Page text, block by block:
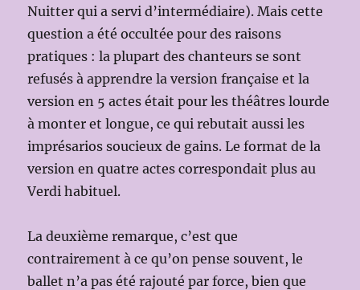
Nuitter qui a servi d’intermédiaire). Mais cette
question a été occultée pour des raisons
pratiques : la plupart des chanteurs se sont
refusés à apprendre la version française et la
version en 5 actes était pour les théâtres lourde
à monter et longue, ce qui rebutait aussi les
imprésarios soucieux de gains. Le format de la
version en quatre actes correspondait plus au
Verdi habituel.
La deuxième remarque, c’est que
contrairement à ce qu’on pense souvent, le
ballet n’a pas été rajouté par force, bien que